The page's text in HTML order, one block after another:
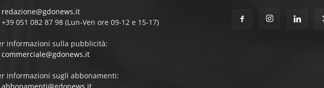
redazione@gdonews.it
+39 051 082 87 98 (Lun-Ven ore 09-12 e 15-17)
informazioni sulla pubblicità:
commerciale@gdonews.it
informazioni sugli abbonamenti: